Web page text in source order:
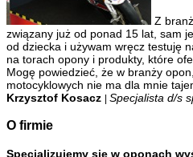
Z
związany już od ponad 15 lat, sam
od dziecka i używam wręcz testuję
na torach opony i produkty, które
Mogę powiedzieć, że w branży
motocyklowych nie ma dla mnie
Krzysztof Kosacz
Specjalista d/s
O firmie
Specjalizujemy się w oponach